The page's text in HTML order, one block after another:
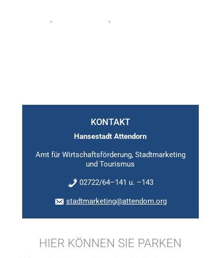
KONTAKT
Hansestadt Attendorn
Amt für Wirtschaftsförderung, Stadtmarketing
und Tourismus
02722/64–141 u. –143
stadtmarketing@attendorn.org
HIER KÖNNEN SIE PARKEN